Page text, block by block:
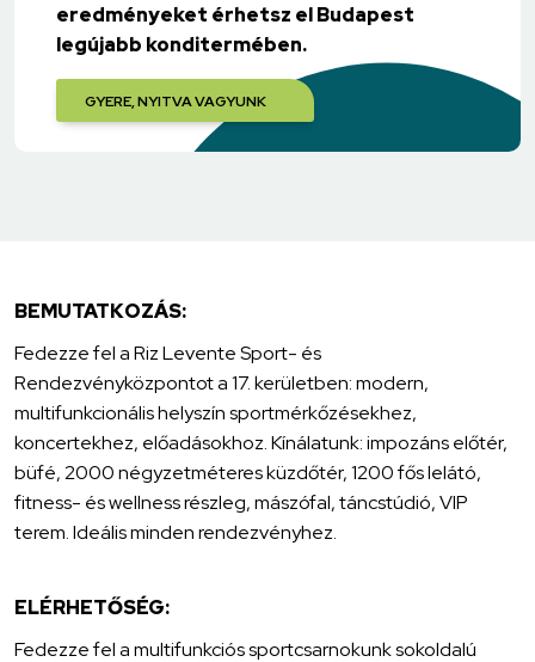
eredményeket érhetsz el Budapest
legújabb konditermében.
GYERE, NYITVA VAGYUNK
BEMUTATKOZÁS:
Fedezze fel a Riz Levente Sport- és
Rendezvényközpontot a 17. kerületben: modern,
multifunkcionális helyszín sportmérkőzésekhez,
koncertekhez, előadásokhoz. Kínálatunk: impozáns előtér,
büfé, 2000 négyzetméteres küzdőtér, 1200 fős lelátó,
fitness- és wellness részleg, mászófal, táncstúdió, VIP
terem. Ideális minden rendezvényhez.
ELÉRHETŐSÉG:
Fedezze fel a multifunkciós sportcsarnokunk sokoldalú